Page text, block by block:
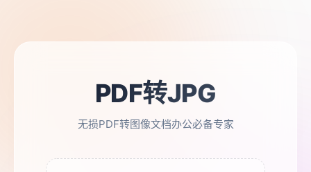
PDF转JPG
无损PDF转图像文档办公必备专家